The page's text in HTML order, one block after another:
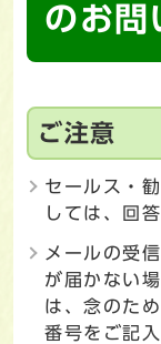
のお問
ご注意
セールス・
しては、回
メールの受
が届かない
は、念のた
番号をご記